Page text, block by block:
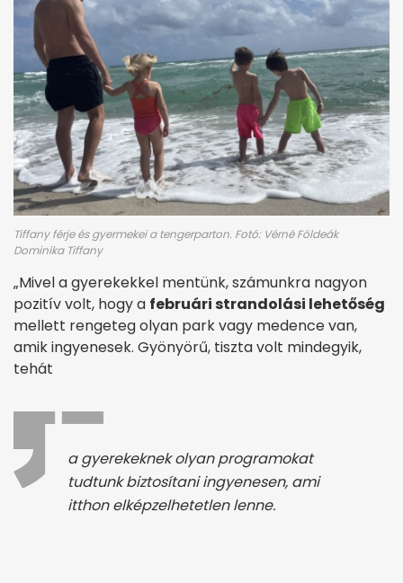
Tiffany férje és gyermekei a tengerparton. Fotó: Vérné Földeák
Dominika Tiffany
„Mivel a gyerekekkel mentünk, számunkra nagyon
pozitív volt, hogy a februári strandolási lehetőség
mellett rengeteg olyan park vagy medence van,
amik ingyenesek. Gyönyörű, tiszta volt mindegyik,
tehát
a gyerekeknek olyan programokat
tudtunk biztosítani ingyenesen, ami
itthon elképzelhetetlen lenne.